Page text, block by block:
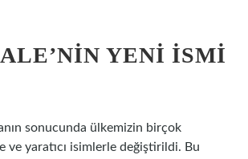
YENI ISMI
sonucunda ülkemizin birçok
ve yaratıcı isimlerle değiştirildi. Bu